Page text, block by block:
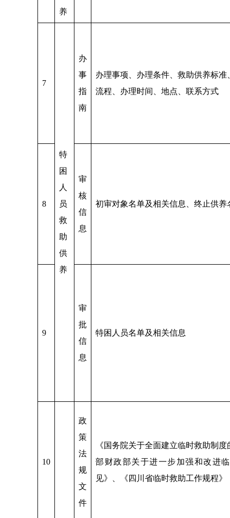
养
7
特
困
人
员
救
助
供
养
办
事
指
南
办理事项、办理条件、救助供养标准
流程、办理时间、地点、联系方式
8
审
核
信
息
初审对象名单及相关信息、终止供养
9
审
批
信
息
特困人员名单及相关信息
10
政
策
法
规
文
件
《国务院关于全面建立临时救助制
部财政部关于进一步加强和改进
见》、《四川省临时救助工作规程》